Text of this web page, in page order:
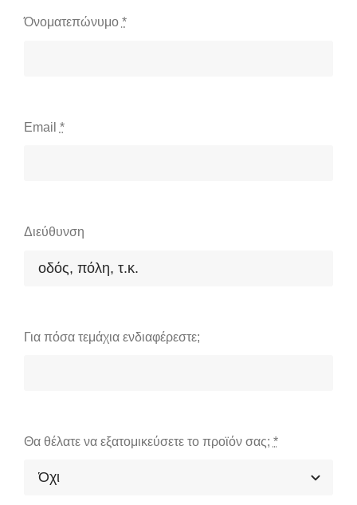
Όνοματεπώνυμο *
Email *
Διεύθυνση
Για πόσα τεμάχια ενδιαφέρεστε;
Θα θέλατε να εξατομικεύσετε το προϊόν σας; *